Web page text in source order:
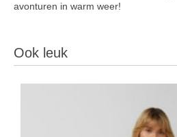
avonturen in warm weer!
Ook leuk